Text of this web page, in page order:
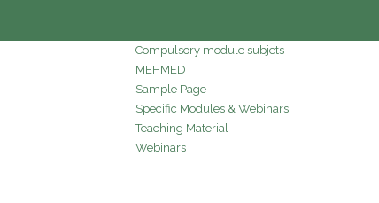
Compulsory module subjets
MEHMED
Sample Page
Specific Modules & Webinars
Teaching Material
Webinars